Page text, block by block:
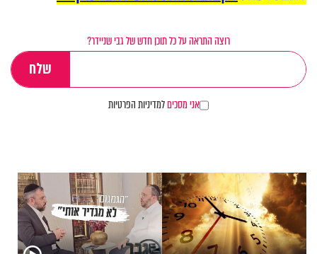
רוצה התראה על כל תוכן חדש של גבי שניידר?
אני מסכיםלמדיניות הפרטיות